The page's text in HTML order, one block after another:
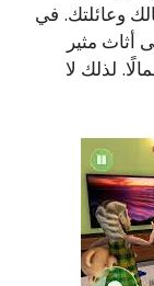
وعائلتك. في
مثير
لذلك لا